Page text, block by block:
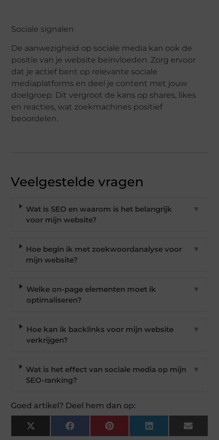
Sociale signalen
De aanwezigheid op sociale media kan ook de
positie van je website beïnvloeden. Zorg ervoor
dat je actief bent op relevante sociale
mediaplatforms en deel je content met jouw
doelgroep. Dit vergroot de kans op shares, likes
en reacties, wat zoekmachines positief
beoordelen.
Veelgestelde vragen
Wat is SEO en waarom is het belangrijk
voor mijn website?
▼
Hoe begin ik met zoekwoordanalyse voor
mijn website?
▼
Welke on-page elementen moet ik
optimaliseren?
▼
Hoe kan ik backlinks voor mijn website
verkrijgen?
▼
Wat is het effect van sociale media op mijn
SEO-ranking?
▼
Goed artikel? Deel hem dan op:
X
(Twitter)
FacebookPinterest LinkedIn Email